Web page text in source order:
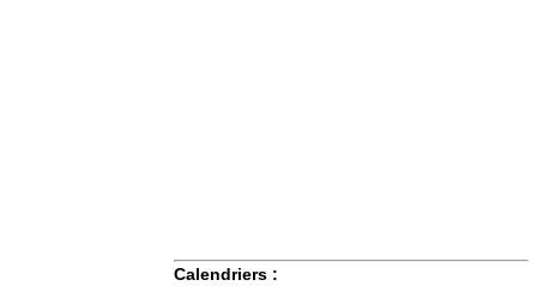
Calendriers :